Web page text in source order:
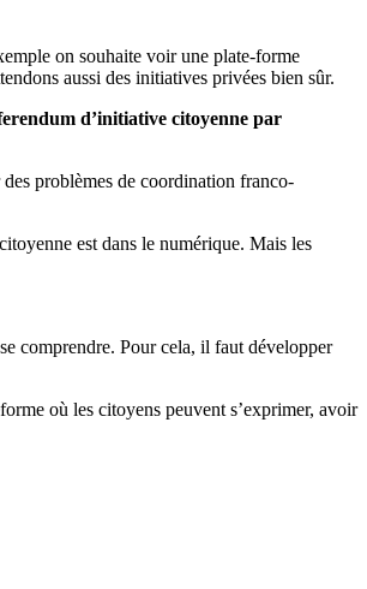
on souhaite voir une plate-forme
aussi des initiatives privées bien sûr.
d’initiative citoyenne par
problèmes de coordination franco-
est dans le numérique. Mais les
comprendre. Pour cela, il faut développer
où les citoyens peuvent s’exprimer, avoir